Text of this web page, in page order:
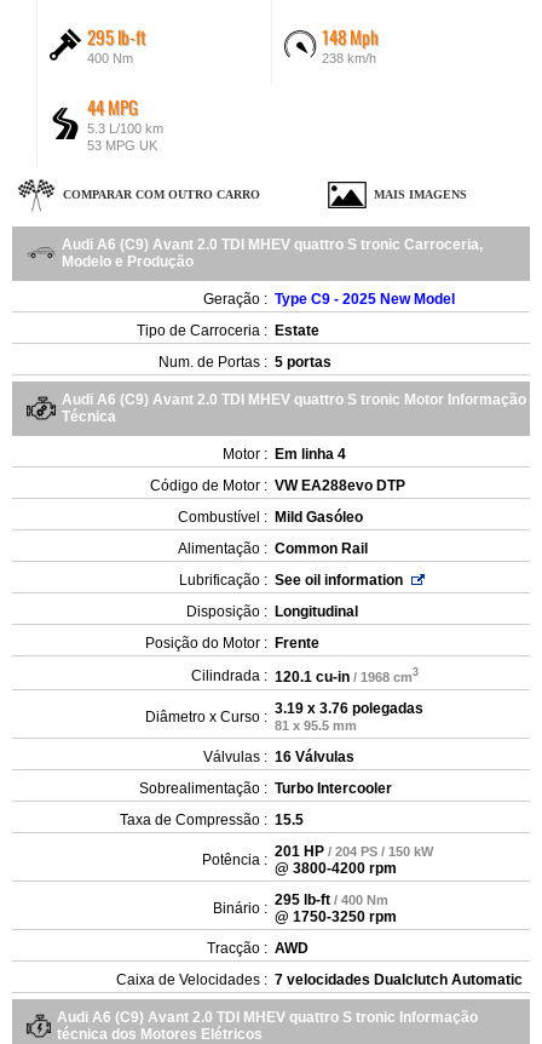
295 lb-ft
400 Nm
148 Mph
238 km/h
44 MPG
5.3 L/100 km
53 MPG UK
COMPARAR COM OUTRO CARRO MAIS IMAGENS
Audi A6 (C9) Avant 2.0 TDI MHEV quattro S tronic Carroceria,
Modelo e Produção
Geração : Type C9 - 2025 New Model
Tipo de Carroceria : Estate
Num. de Portas : 5 portas
Audi A6 (C9) Avant 2.0 TDI MHEV quattro S tronic Motor Informação
Técnica
Motor : Em linha 4
Código de Motor : VW EA288evo DTP
Combustível : Mild Gasóleo
Alimentação : Common Rail
Lubrificação : See oil information
Disposição : Longitudinal
Posição do Motor : Frente
Cilindrada : 120.1 cu-in / 1968 cm3
Diâmetro x Curso : 3.19 x 3.76 polegadas
81 x 95.5 mm
Válvulas : 16 Válvulas
Sobrealimentação : Turbo Intercooler
Taxa de Compressão : 15.5
Potência : 201 HP / 204 PS / 150 kW
@ 3800-4200 rpm
Binário : 295 lb-ft / 400 Nm
@ 1750-3250 rpm
Tracção : AWD
Caixa de Velocidades : 7 velocidades Dualclutch Automatic
Audi A6 (C9) Avant 2.0 TDI MHEV quattro S tronic Informação
técnica dos Motores Elétricos